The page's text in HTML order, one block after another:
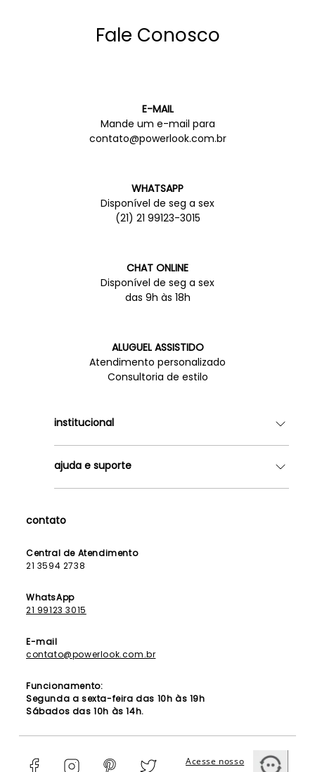
Fale Conosco
E-MAIL
Mande um e-mail para
contato@powerlook.com.br
WHATSAPP
Disponível de seg a sex
(21) 21 99123-3015
CHAT ONLINE
Disponível de seg a sex
das 9h às 18h
ALUGUEL ASSISTIDO
Atendimento personalizado
Consultoria de estilo
institucional
Lojas
Como Funciona
Lista de Formandas
ajuda e suporte
Política de Privacidade
contato
Central de Atendimento
21 3594 2738
WhatsApp
21 99123 3015
E-mail
contato@powerlook.com.br
Funcionamento:
Segunda a sexta-feira das 10h às 19h
Sábados das 10h às 14h.
Acesse nosso